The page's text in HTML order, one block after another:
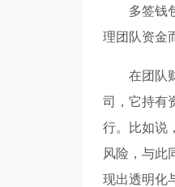
多签钱
理团队资金
在团队
司，它持有
行。比如说
风险，与此
现出透明化